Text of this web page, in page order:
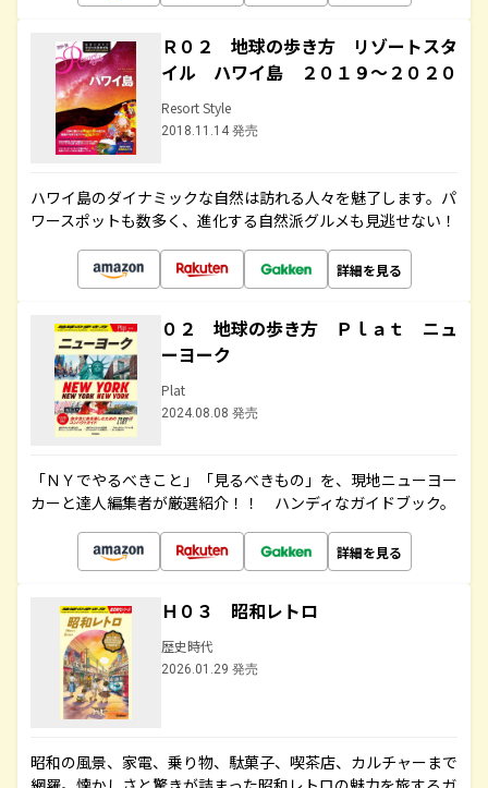
Ｒ０２ 地球の歩き方 リゾートスタ
イル ハワイ島 ２０１９～２０２０
Resort Style
2018.11.14 発売
ハワイ島のダイナミックな自然は訪れる人々を魅了します。パ
ワースポットも数多く、進化する自然派グルメも見逃せない！
詳細を見る
０２ 地球の歩き方 Ｐｌａｔ ニュ
ーヨーク
Plat
2024.08.08 発売
「ＮＹでやるべきこと」「見るべきもの」を、現地ニューヨー
カーと達人編集者が厳選紹介！！ ハンディなガイドブック。
詳細を見る
Ｈ０３ 昭和レトロ
歴史時代
2026.01.29 発売
昭和の風景、家電、乗り物、駄菓子、喫茶店、カルチャーまで